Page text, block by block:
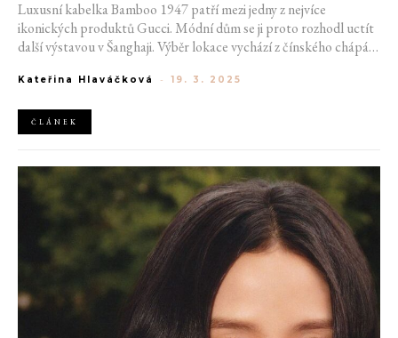
Luxusní kabelka Bamboo 1947 patří mezi jedny z nejvíce
ikonických produktů Gucci. Módní dům se ji proto rozhodl uctít
další výstavou v Šanghaji. Výběr lokace vychází z čínského chápání
kabelku v metropoli již jednou představila, a to před dvěma roky
Kateřina Hlaváčková - 19. 3. 2025
ČLÁNEK